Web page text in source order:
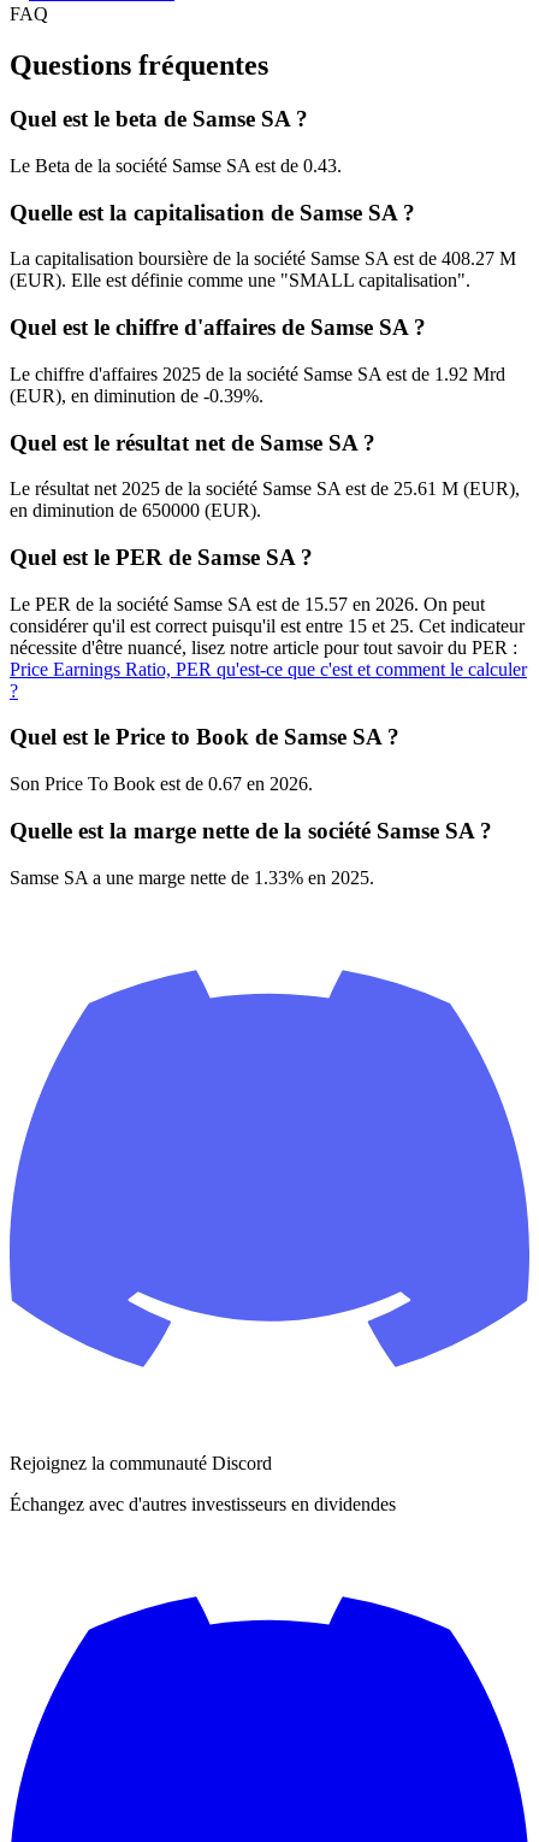
FAQ
Questions fréquentes
Quel est le beta de Samse SA ?
Le Beta de la société Samse SA est de 0.43.
Quelle est la capitalisation de Samse SA ?
La capitalisation boursière de la société Samse SA est de 408.27 M
(EUR). Elle est définie comme une "SMALL capitalisation".
Quel est le chiffre d'affaires de Samse SA ?
Le chiffre d'affaires 2025 de la société Samse SA est de 1.92 Mrd
(EUR), en diminution de -0.39%.
Quel est le résultat net de Samse SA ?
Le résultat net 2025 de la société Samse SA est de 25.61 M (EUR),
en diminution de 650000 (EUR).
Quel est le PER de Samse SA ?
Le PER de la société Samse SA est de 15.57 en 2026. On peut
considérer qu'il est correct puisqu'il est entre 15 et 25. Cet indicateur
nécessite d'être nuancé, lisez notre article pour tout savoir du PER :
Price Earnings Ratio, PER qu'est-ce que c'est et comment le calculer
?
Quel est le Price to Book de Samse SA ?
Son Price To Book est de 0.67 en 2026.
Quelle est la marge nette de la société Samse SA ?
Samse SA a une marge nette de 1.33% en 2025.
Rejoignez la communauté Discord
Échangez avec d'autres investisseurs en dividendes